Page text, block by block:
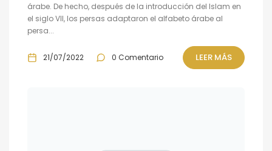
árabe. De hecho, después de la introducción del Islam en
el siglo VII, los persas adaptaron el alfabeto árabe al
persa...
21/07/2022 0 Comentario LEER MÁS